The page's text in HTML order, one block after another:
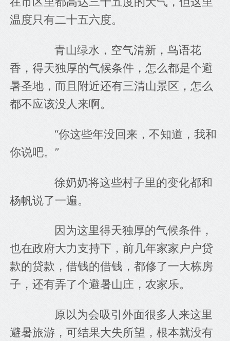
温度只有二十五六度。
青山绿水，空气清新，鸟语花
香，得天独厚的气候条件，怎么都是个避
暑圣地，而且附近还有三清山景区，怎么
都不应该没人来啊。
“你这些年没回来，不知道，我和
你说吧。”
徐奶奶将这些村子里的变化都和
杨帆说了一遍。
因为这里得天独厚的气候条件，
也在政府大力支持下，前几年家家户户贷
款的贷款，借钱的借钱，都修了一大栋房
子，还有弄了个避暑山庄，农家乐。
原以为会吸引外面很多人来这里
避暑旅游，可结果大失所望，根本就没有